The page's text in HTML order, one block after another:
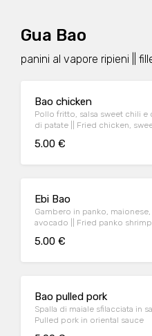
Gua Bao
panini al vapore ripieni ||
Bao chicken
Pollo fritto, salsa sweet chili e
di patate || Fried chicken,
5.00 €
Ebi Bao
Gambero in panko,
avocado || Fried panko
5.00 €
Bao pulled pork
Spalla di maiale sfilacciata in
Pulled pork in oriental sauce